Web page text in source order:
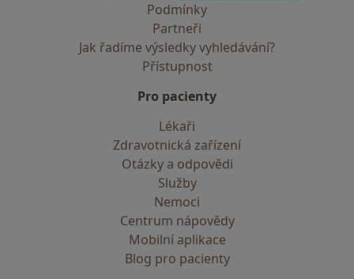
Podmínky
Partneři
Jak řadíme výsledky vyhledávání?
Přístupnost
Pro pacienty
Lékaři
Zdravotnická zařízení
Otázky a odpovědi
Služby
Nemoci
Centrum nápovědy
Mobilní aplikace
Blog pro pacienty